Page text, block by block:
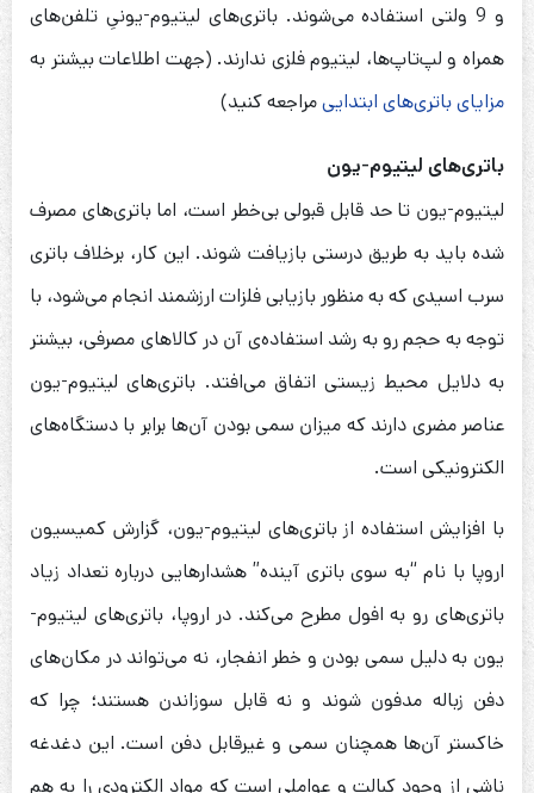
و 9 ولتی استفاده می‌شوند. باتری‌های لیتیوم-یونیِ تلفن‌های
همراه و لپ‌تاپ‌ها، لیتیوم فلزی ندارند. (جهت اطلاعات بیشتر به
مزایای باتری‌های ابتداییمراجعه کنید)
باتری‌های لیتیوم-یون
لیتیوم-یون تا حد قابل قبولی بی‌خطر است، اما باتری‌های مصرف
شده باید به طریق درستی بازیافت شوند. این کار، برخلاف باتری
سرب اسیدی که به منظور بازیابی فلزات ارزشمند انجام می‌شود، با
توجه به حجم رو به رشد استفاده‌ی آن در کالاهای مصرفی، بیشتر
به دلایل محیط زیستی اتفاق می‌افتد. باتری‌های لیتیوم-یون
عناصر مضری دارند که میزان سمی بودن آن‌ها برابر با دستگاه‌های
الکترونیکی است.
با افزایش استفاده از باتری‌های لیتیوم-یون، گزارش کمیسیون
اروپا با نام “به سوی باتری آینده” هشدارهایی درباره تعداد زیاد
باتری‌های رو به افول مطرح می‌کند. در اروپا، باتری‌های لیتیوم-
یون به دلیل سمی بودن و خطر انفجار، نه می‌تواند در مکان‌های
دفن زباله مدفون شوند و نه قابل سوزاندن هستند؛ چرا که
خاکستر آن‌ها همچنان سمی و غیرقابل دفن است. این دغدغه
ناشی از وجود کبالت و عواملی است که مواد الکترودی را به هم